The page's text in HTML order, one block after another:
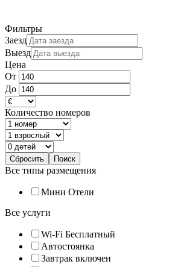
Фильтры
Заезд
Выезд
Цена
От
До
Количество номеров
Все типы размещения
Мини Отели
Все услуги
Wi-Fi Бесплатный
Автостоянка
Завтрак включен